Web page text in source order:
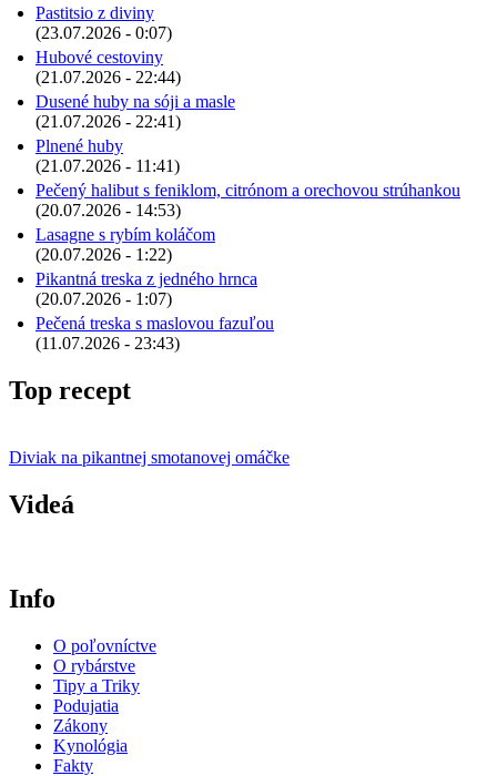
Pastitsio z diviny
(23.07.2026 - 0:07)
Hubové cestoviny
(21.07.2026 - 22:44)
Dusené huby na sóji a masle
(21.07.2026 - 22:41)
Plnené huby
(21.07.2026 - 11:41)
Pečený halibut s feniklom, citrónom a orechovou strúhankou
(20.07.2026 - 14:53)
Lasagne s rybím koláčom
(20.07.2026 - 1:22)
Pikantná treska z jedného hrnca
(20.07.2026 - 1:07)
Pečená treska s maslovou fazuľou
(11.07.2026 - 23:43)
Top recept
Diviak na pikantnej smotanovej omáčke
Videá
Info
O poľovníctve
O rybárstve
Tipy a Triky
Podujatia
Zákony
Kynológia
Fakty